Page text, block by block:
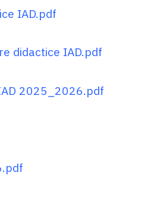
IAD.pdf
didactice IAD.pdf
2025_2026.pdf